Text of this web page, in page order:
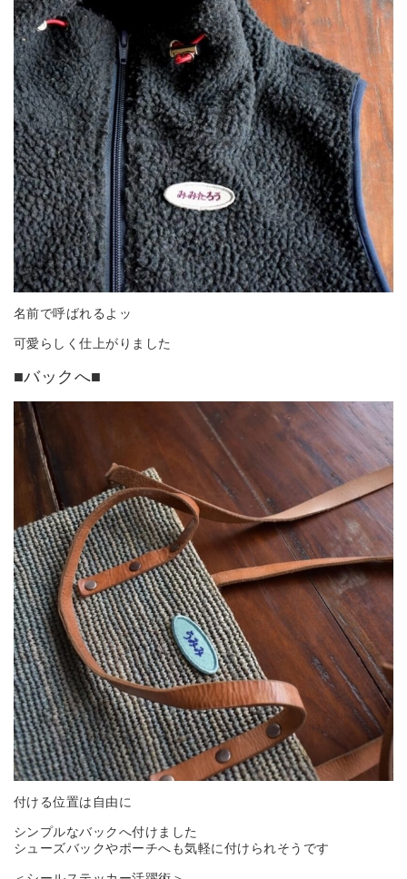
名前で呼ばれるよッ
可愛らしく仕上がりました
■バックへ■
付ける位置は自由に
シンプルなバックへ付けました
シューズバックやポーチへも気軽に付けられそうです